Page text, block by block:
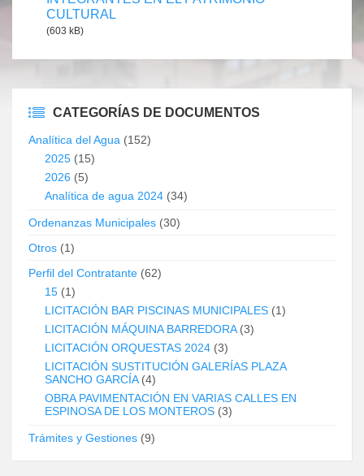
CULTURAL
(603 kB)
CATEGORÍAS DE DOCUMENTOS
Analítica del Agua (152)
2025 (15)
2026 (5)
Analítica de agua 2024 (34)
Ordenanzas Municipales (30)
Otros (1)
Perfil del Contratante (62)
15 (1)
LICITACIÓN BAR PISCINAS MUNICIPALES (1)
LICITACIÓN MÁQUINA BARREDORA(3)
LICITACIÓN ORQUESTAS 2024 (3)
LICITACIÓN SUSTITUCIÓN GALERÍAS PLAZA
SANCHO GARCÍA(4)
OBRA PAVIMENTACIÓN EN VARIAS CALLES EN
ESPINOSA DE LOS MONTEROS (3)
Trámites y Gestiones (9)